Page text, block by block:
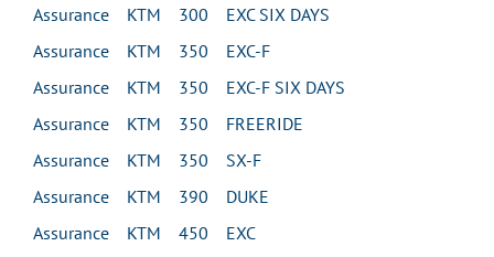
Assurance KTM 300 EXC SIX DAYS
Assurance KTM 350 EXC-F
Assurance KTM 350 EXC-F SIX DAYS
Assurance KTM 350 FREERIDE
Assurance KTM 350 SX-F
Assurance KTM 390 DUKE
Assurance KTM 450 EXC